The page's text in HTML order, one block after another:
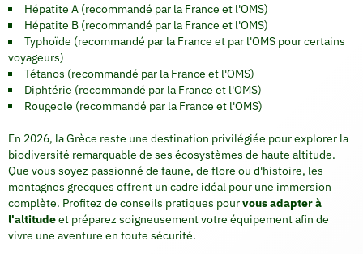
Hépatite A (recommandé par la France et l'OMS)
Hépatite B (recommandé par la France et l'OMS)
Typhoïde (recommandé par la France et par l'OMS pour certains
voyageurs)
Tétanos (recommandé par la France et l'OMS)
Diphtérie (recommandé par la France et l'OMS)
Rougeole (recommandé par la France et l'OMS)
En 2026, la Grèce reste une destination privilégiée pour explorer la
biodiversité remarquable de ses écosystèmes de haute altitude.
Que vous soyez passionné de faune, de flore ou d'histoire, les
montagnes grecques offrent un cadre idéal pour une immersion
complète. Profitez de conseils pratiques pourvous adapter à
l'altitudeet préparez soigneusement votre équipement afin de
vivre une aventure en toute sécurité.